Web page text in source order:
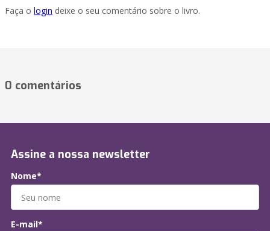
Faça o login deixe o seu comentário sobre o livro.
0 comentários
Assine a nossa newsletter
Nome*
E-mail*